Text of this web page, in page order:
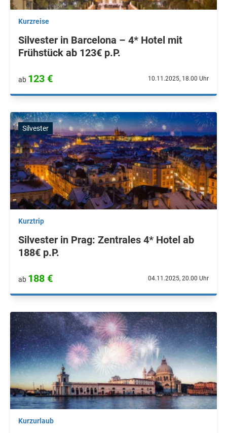
Kurzreise
Silvester in Barcelona – 4* Hotel mit
Frühstück ab 123€ p.P.
ab 123 € 10.11.2025, 18.00 Uhr
Silvester
Kurztrip
Silvester in Prag: Zentrales 4* Hotel ab
188€ p.P.
ab 188 € 04.11.2025, 20.00 Uhr
Kurzurlaub